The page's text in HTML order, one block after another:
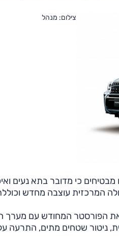
צילום: מנהל
כי מדובר בתא נעים
המרכזית עוצבה מחדש
ניטור שטחים מתים, התרעה